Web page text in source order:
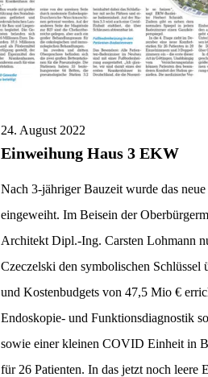
24. August 2022
Einweihung Haus 3 EKW
Nach 3-jähriger Bauzeit wurde das
eingeweiht. Im Beisein der
Architekt Dipl.-Ing. Carsten Lohmann
Czeczelski den symbolischen
und Kostenbudgets von 47,5 Mio €
Endoskopie- und Funktionsdiagnostik
sowie einer kleinen COVID Einheit in
für 26 Patienten. In das jetzt noch leere